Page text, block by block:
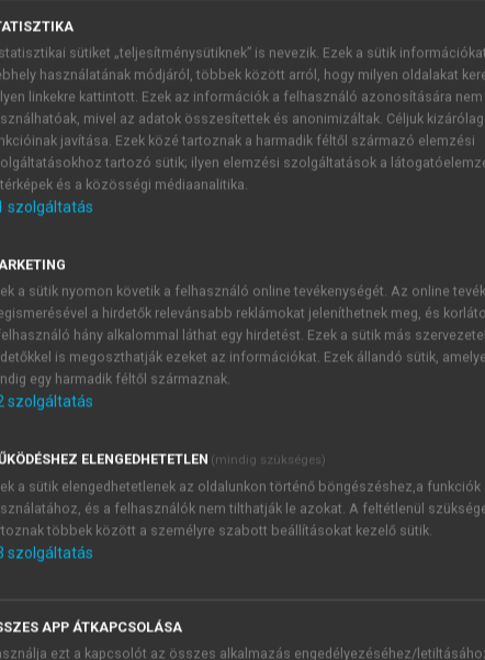
A regisztráció után a
FIÓKKAL
azonosítóval
ÚJ FIÓK
1 óra
JELSZÓ
Kérek értesítést a MeRSZ
Kérek értesítést az
sütiket „teljesítménysütiknek” is nevezik. Ezek a sütik
használatának módjáról, többek között arról, hogy milyen oldalakat
linkekre kattintott. Ezek az információk a felhasználó azonosítására nem
mivel az adatok összesítettek és anonimizáltak. Céljuk
javítása. Ezek közé tartoznak a harmadik féltől származó elemzési
tartozó sütik; ilyen elemzési szolgáltatások a
és a közösségi médiaanalitika.
szolgáltatás
a sütik nyomon követik a felhasználó online tevékenységét. Az online
a hirdetők relevánsabb reklámokat jeleníthetnek meg, és
hány alkalommal láthat egy hirdetést. Ezek a sütik más
is megoszthatják ezeket az információkat. Ezek állandó sütik,
egy harmadik féltől származnak.
szolgáltatás
ELENGEDHETETLEN (mindig szükséges)
a sütik elengedhetetlenek az oldalunkon történő böngészéshez,a funkciók
és a felhasználók nem tilthatják le azokat. A feltétlenül
többek között a személyre szabott beállításokat kezelő sütik.
szolgáltatás
APP ÁTKAPCSOLÁSA
ezt a kapcsolót az összes alkalmazás engedélyezéséhez/